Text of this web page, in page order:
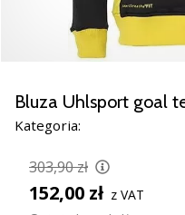
ręcznej
Accelerate
SQD
5!
Bluza Uhlsport goal
Kategoria:
303,90 zł
152,00 zł z VAT